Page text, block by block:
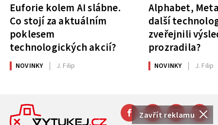
Zavřít reklamu
Euforie kolem AI slábne.
Co stojí za aktuálním
poklesem
technologických akcií?
NOVINKY J. Filip
Alphabet,
další
zveřejnili
prozradila?
NOVINKY J. Filip